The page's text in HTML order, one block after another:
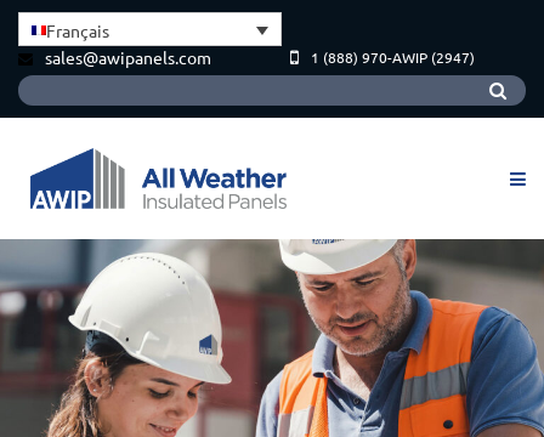
Français
sales@awipanels.com
1 (888) 970-AWIP (2947)